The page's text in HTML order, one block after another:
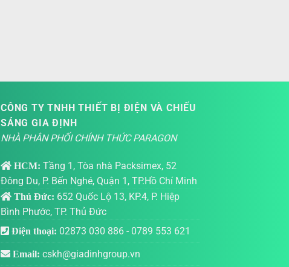
CÔNG TY TNHH THIẾT BỊ ĐIỆN VÀ CHIẾU
SÁNG GIA ĐỊNH
NHÀ PHÂN PHỐI CHÍNH THỨC PARAGON
HCM: Tầng 1, Tòa nhà Packsimex, 52
Đông Du, P. Bến Nghé, Quận 1, TP.Hồ Chí Minh
Thủ Đức: 652 Quốc Lộ 13, KP.4, P. Hiệp
Bình Phước, TP. Thủ Đức
Điện thoại: 02873 030 886 - 0789 553 621
Email: cskh@giadinhgroup.vn